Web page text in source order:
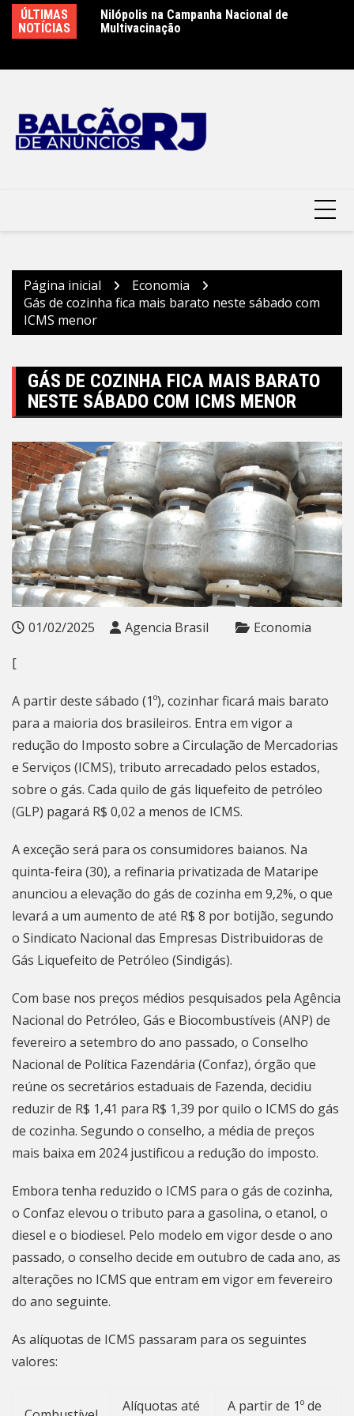
para
ÚLTIMAS
NOTÍCIAS
Nilópolis na Campanha Nacional de
Multivacinação
Página inicial
Economia
Gás de cozinha fica mais barato neste sábado com
ICMS menor
GÁS DE COZINHA FICA MAIS BARATO
NESTE SÁBADO COM ICMS MENOR
01/02/2025 Agencia Brasil Economia
[
A partir deste sábado (1º), cozinhar ficará mais barato
para a maioria dos brasileiros. Entra em vigor a
redução do Imposto sobre a Circulação de Mercadorias
e Serviços (ICMS), tributo arrecadado pelos estados,
sobre o gás. Cada quilo de gás liquefeito de petróleo
(GLP) pagará R$ 0,02 a menos de ICMS.
A exceção será para os consumidores baianos. Na
quinta-feira (30), a refinaria privatizada de Mataripe
anunciou a elevação do gás de cozinha em 9,2%, o que
levará a um aumento de até R$ 8 por botijão, segundo
o Sindicato Nacional das Empresas Distribuidoras de
Gás Liquefeito de Petróleo (Sindigás).
Com base nos preços médios pesquisados pela Agência
Nacional do Petróleo, Gás e Biocombustíveis (ANP) de
fevereiro a setembro do ano passado, o Conselho
Nacional de Política Fazendária (Confaz), órgão que
reúne os secretários estaduais de Fazenda, decidiu
reduzir de R$ 1,41 para R$ 1,39 por quilo o ICMS do gás
de cozinha. Segundo o conselho, a média de preços
mais baixa em 2024 justificou a redução do imposto.
Embora tenha reduzido o ICMS para o gás de cozinha,
o Confaz elevou o tributo para a gasolina, o etanol, o
diesel e o biodiesel. Pelo modelo em vigor desde o ano
passado, o conselho decide em outubro de cada ano, as
alterações no ICMS que entram em vigor em fevereiro
do ano seguinte.
As alíquotas de ICMS passaram para os seguintes
valores:
Alíquotas até
A partir de 1º de